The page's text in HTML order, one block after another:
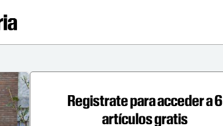
Registrate para acceder a 6
artículos gratis